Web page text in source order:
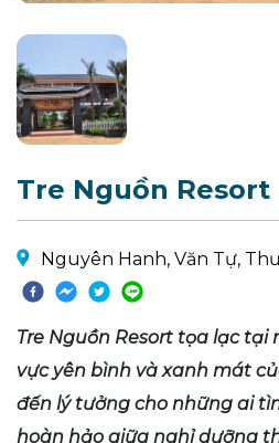
Tre Nguồn Resort
Nguyên Hanh, Văn Tự,
Tre Nguồn Resort tọa lạc
vực yên bình và xanh mát
đến lý tưởng cho những ai
hoàn hảo giữa nghỉ dưỡng